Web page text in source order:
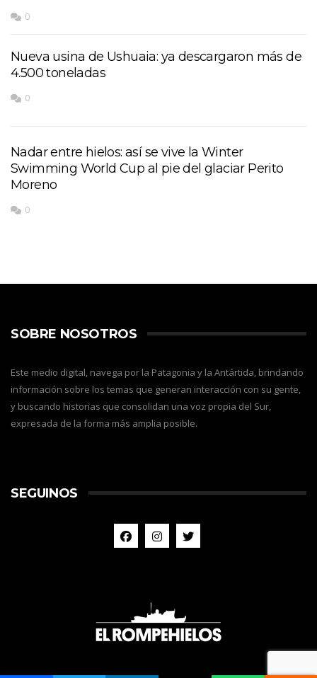
0
Nueva usina de Ushuaia: ya descargaron más de
4.500 toneladas
0
Nadar entre hielos: así se vive la Winter
Swimming World Cup al pie del glaciar Perito
Moreno
0
SOBRE NOSOTROS
Este medio digital, navega por la Patagonia y la Antártida, brindando
información sobre los temas que generan interacción con su gente,
y buscando historias que consolidan una voz propia del Sur,
expresada de la forma más amplia posible.
SEGUINOS